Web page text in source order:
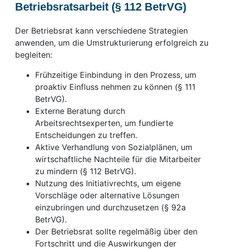
Betriebsratsarbeit (§ 112 BetrVG)
Der Betriebsrat kann verschiedene Strategien
anwenden, um die Umstrukturierung erfolgreich zu
begleiten:
Frühzeitige Einbindung in den Prozess, um
proaktiv Einfluss nehmen zu können (§ 111
BetrVG).
Externe Beratung durch
Arbeitsrechtsexperten, um fundierte
Entscheidungen zu treffen.
Aktive Verhandlung von Sozialplänen, um
wirtschaftliche Nachteile für die Mitarbeiter
zu mindern (§ 112 BetrVG).
Nutzung des Initiativrechts, um eigene
Vorschläge oder alternative Lösungen
einzubringen und durchzusetzen (§ 92a
BetrVG).
Der Betriebsrat sollte regelmäßig über den
Fortschritt und die Auswirkungen der